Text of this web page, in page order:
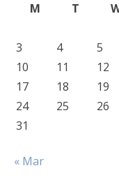
M
T
3
4 5
10
11 12
17
18 19
24
25 26
31
« Mar